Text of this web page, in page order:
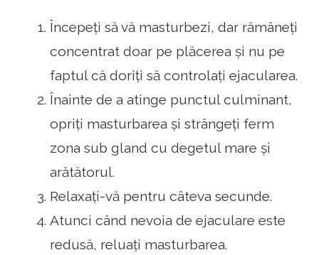
Începeți să vă masturbezi, dar rămâneți
concentrat doar pe plăcerea și nu pe
faptul că doriți să controlați ejacularea.
Înainte de a atinge punctul culminant,
opriți masturbarea și strângeți ferm
zona sub gland cu degetul mare și
arătătorul.
Relaxați-vă pentru câteva secunde.
Atunci când nevoia de ejaculare este
redusă, reluați masturbarea.